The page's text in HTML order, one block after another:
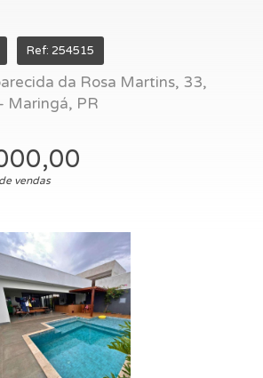
Ref: 254515
da Rosa Martins, 33,
Maringá, PR
vendas